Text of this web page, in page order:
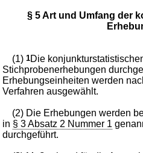
§ 5 Art und Umfang der
(1)1Die
Stichprobenerhebungen
Erhebungseinheiten werden
Verfahren ausgewählt.
(2) Die Erhebungen werden
in § 3 Absatz 2 Nummer 1
durchgeführt.